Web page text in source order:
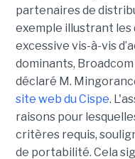
partenaires de
exemple illustrant les
excessive vis-à-vis
dominants, Broadcom
déclaré M.
site web du Cispe.
raisons pour
critères requis,
de portabilité. Cela